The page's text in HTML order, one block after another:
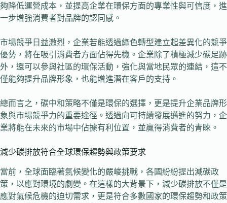
夠降低運營成本，並提高企業在環保方面的專業性與可信度，進
一步增強消費者對品牌的認同感。
市場競爭日益激烈，企業若能透過綠色轉型建立起差異化的競爭
優勢，將在吸引消費者方面佔得先機。企業除了積極減少碳足跡
外，還可以參與社區的環保活動，強化與當地民眾的連結，這不
僅能夠提升品牌形象，也能增進潛在客戶的支持。
總而言之，碳中和策略不僅是環保的選擇，更是提升企業品牌形
象與市場競爭力的重要途徑。透過向可持續發展邁進的努力，企
業將能在未來的市場中佔據有利位置，並贏得消費者的青睞。
減少碳排放符合全球環保趨勢與政策要求
當前，全球面臨著氣候變化的嚴峻挑戰，各國紛紛提出減碳政
策，以應對環境的劇變。在這樣的大背景下，減少碳排放不僅是
應對氣候危機的迫切需求，更是符合多數國家的環保趨勢和政策